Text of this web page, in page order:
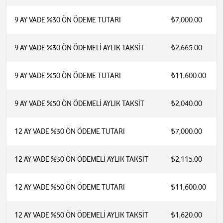
9 AY VADE %30 ÖN ÖDEME TUTARI ₺7,000.00
9 AY VADE %30 ÖN ÖDEMELİ AYLIK TAKSİT ₺2,665.00
9 AY VADE %50 ÖN ÖDEME TUTARI ₺11,600.00
9 AY VADE %50 ÖN ÖDEMELİ AYLIK TAKSİT ₺2,040.00
12 AY VADE %30 ÖN ÖDEME TUTARI ₺7,000.00
12 AY VADE %30 ÖN ÖDEMELİ AYLIK TAKSİT ₺2,115.00
12 AY VADE %50 ÖN ÖDEME TUTARI ₺11,600.00
12 AY VADE %50 ÖN ÖDEMELİ AYLIK TAKSİT ₺1,620.00